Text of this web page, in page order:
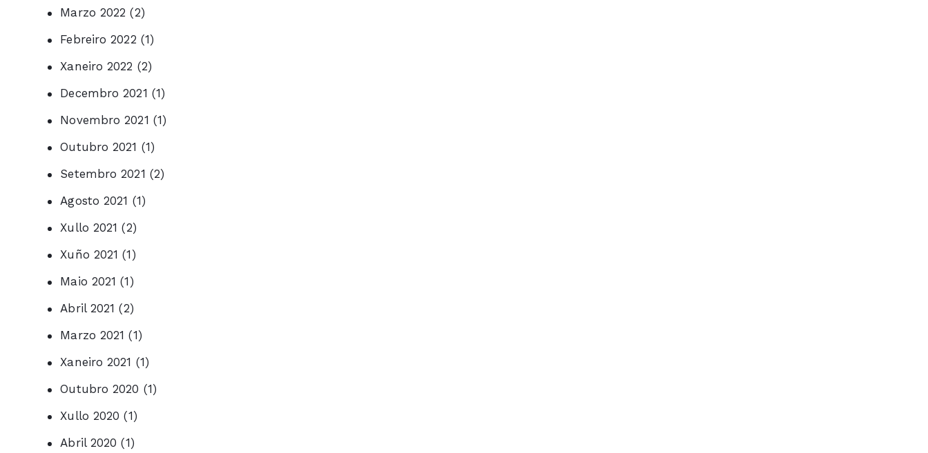
Marzo 2022 (2)
Febreiro 2022 (1)
Xaneiro 2022 (2)
Decembro 2021 (1)
Novembro 2021 (1)
Outubro 2021 (1)
Setembro 2021 (2)
Agosto 2021 (1)
Xullo 2021 (2)
Xuño 2021 (1)
Maio 2021 (1)
Abril 2021 (2)
Marzo 2021 (1)
Xaneiro 2021 (1)
Outubro 2020 (1)
Xullo 2020 (1)
Abril 2020 (1)